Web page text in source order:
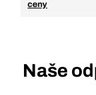
ceny
Naše